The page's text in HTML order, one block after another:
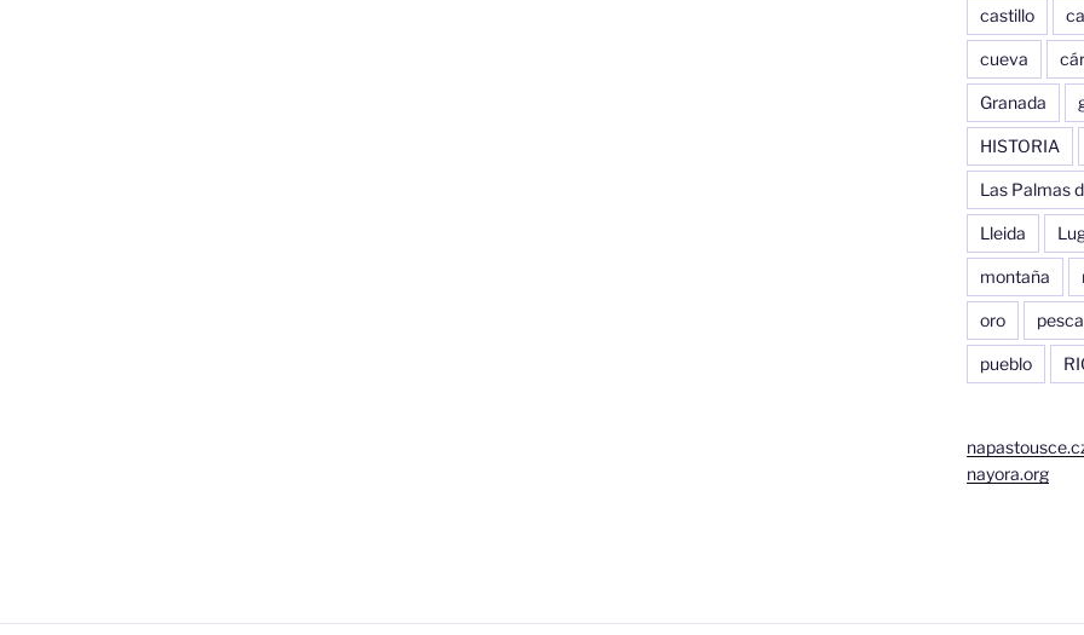
castillo
cueva
Granada
HISTORIA
Las Palmas
Lleida
montaña
oro pesca
pueblo
nayora.org